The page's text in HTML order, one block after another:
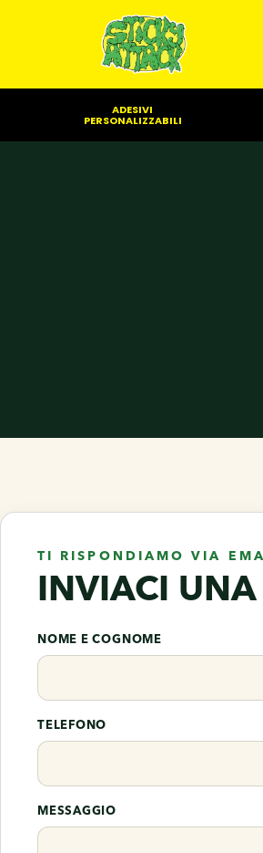
ADESIVI
PERSONALIZZABILI
TI RISPONDIAMO VIA
INVIACI
NOME E COGNOME
TELEFONO
MESSAGGIO